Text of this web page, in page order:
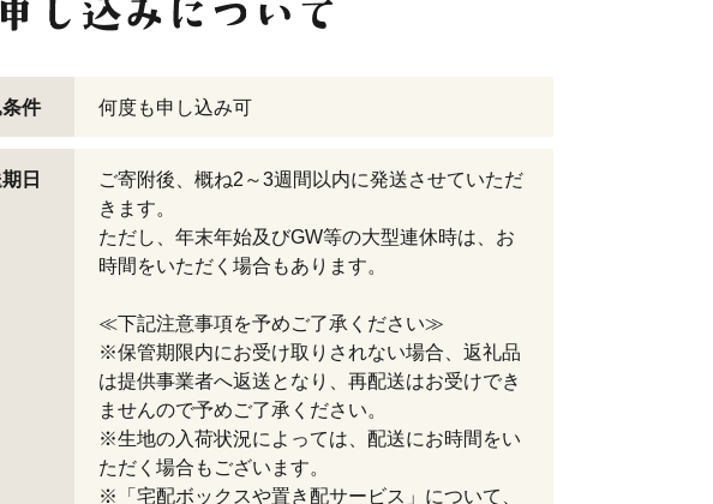
件 何度も申し込み可
日
ご寄附後、概ね2～3週間以内に発送させていただ
きます。
ただし、年末年始及びGW等の大型連休時は、お
時間をいただく場合もあります。
≪下記注意事項を予めご了承ください≫
※保管期限内にお受け取りされない場合、返礼品
は提供事業者へ返送となり、再配送はお受けでき
ませんので予めご了承ください。
※生地の入荷状況によっては、配送にお時間をい
ただく場合もございます。
※「宅配ボックスや置き配サービス」について、